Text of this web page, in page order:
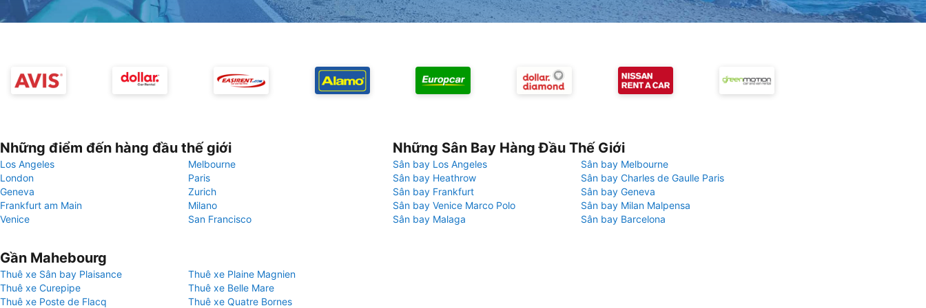
Những điểm đến hàng đầu thế giới
Los Angeles
Melbourne
London
Paris
Geneva
Zurich
Frankfurt am Main
Milano
Venice
San Francisco
Những Sân Bay Hàng Đầu Thế Giới
Sân bay Los Angeles
Sân bay Melbourne
Sân bay Heathrow
Sân bay Charles de Gaulle Paris
Sân bay Frankfurt
Sân bay Geneva
Sân bay Venice Marco Polo
Sân bay Milan Malpensa
Sân bay Malaga
Sân bay Barcelona
Gần Mahebourg
Thuê xe Sân bay Plaisance
Thuê xe Plaine Magnien
Thuê xe Curepipe
Thuê xe Belle Mare
Thuê xe Poste de Flacq
Thuê xe Quatre Bornes